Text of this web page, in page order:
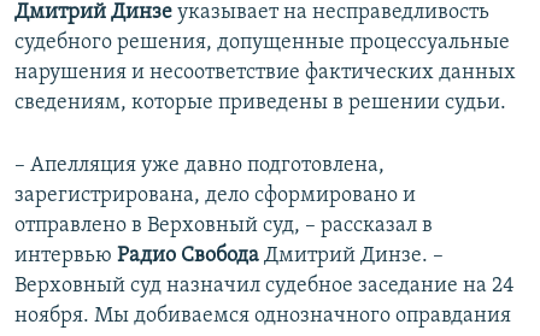
Дмитрий Динзе указывает на несправедливость
судебного решения, допущенные процессуальные
нарушения и несоответствие фактических данных
сведениям, которые приведены в решении судьи.
– Апелляция уже давно подготовлена,
зарегистрирована, дело сформировано и
отправлено в Верховный суд, – рассказал в
интервью Радио Свобода Дмитрий Динзе. –
Верховный суд назначил судебное заседание на 24
ноября. Мы добиваемся однозначного оправдания